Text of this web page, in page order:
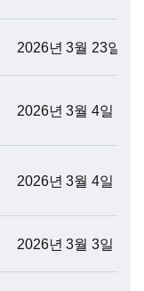
2026년 3월 23일
2026년 3월 4일
2026년 3월 4일
2026년 3월 3일